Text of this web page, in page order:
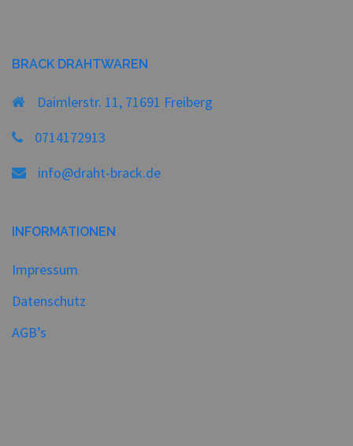
BRACK DRAHTWAREN
Daimlerstr. 11, 71691 Freiberg
0714172913
info@draht-brack.de
INFORMATIONEN
Impressum
Datenschutz
AGB’s